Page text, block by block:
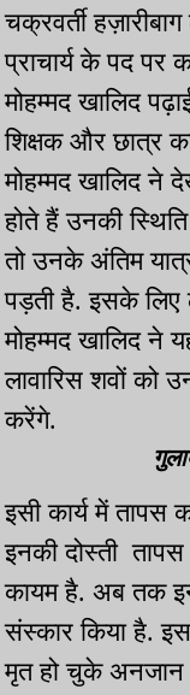
चक्रवर्ती
प्राचार्य के पद पर
मोहम्मद खालिद
शिक्षक और छात्र
मोहम्मद खालिद ने
होते हैं उनकी
तो उनके अंतिम
पड़ती है. इसके
मोहम्मद खालिद ने
लावारिस शवों को
करेंगे.
इसी कार्य में तापस
इनकी दोस्ती
कायम है. अब तक इन
संस्कार किया है. इस
मृत हो चुके